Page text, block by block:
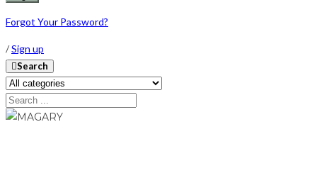
Forgot Your Password?
/Sign up
Search